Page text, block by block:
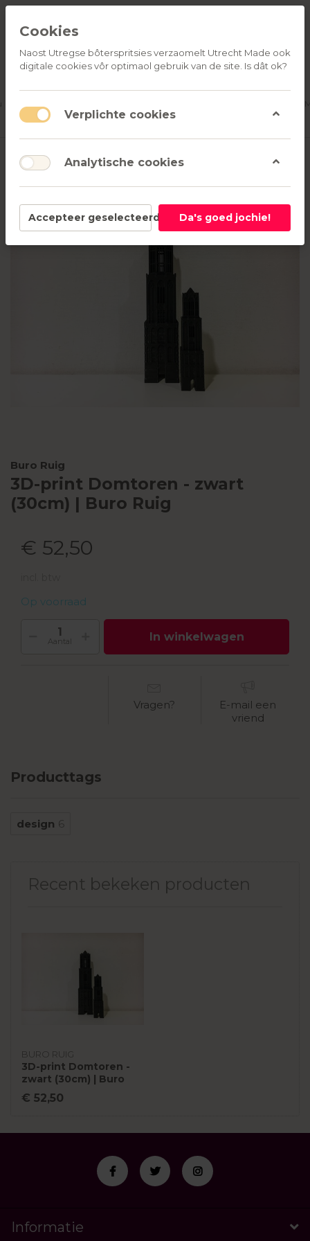
PRODUCTEN
RELATIEGESCHENKEN
ONS
Buro Ruig
3D-print Domtoren - zwart
(30cm) | Buro Ruig
€ 52,50
Op voorraad
Aantal In winkelwagen
Vragen?
E-mail een
vriend
Producttags
design 6
Recent bekeken producten
BURO RUIG
3D-print Domtoren -
zwart (30cm) | Buro
Ruig
€ 52,50
Informatie
Cookies
Naost Utregse bôterspritsies verzaomelt Utrecht Made ook
digitale cookies vôr optimaol gebruik van de site. Is dât ok?
Verplichte cookies
Analytische cookies
Accepteer geselecteerd Da's goed jochie!